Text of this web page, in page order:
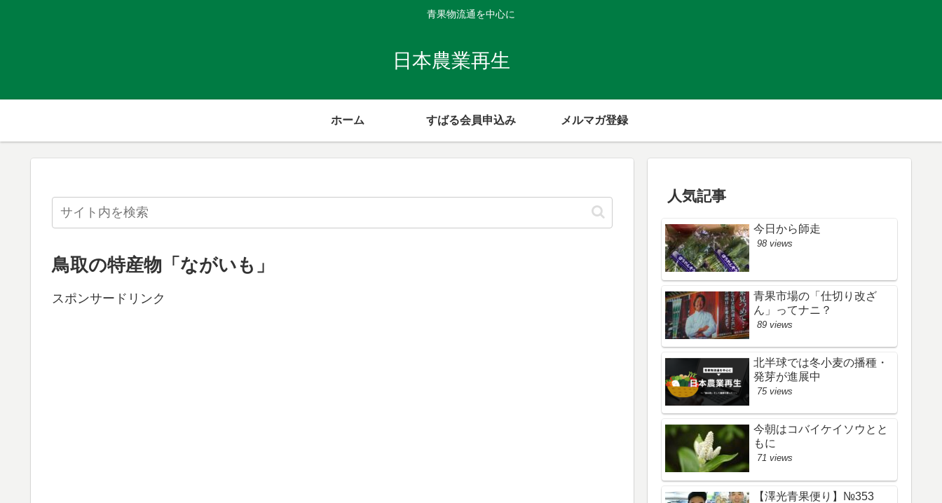
青果物流通を中心に
日本農業再生
ホーム すばる会員申込み メルマガ登録
鳥取の特産物「ながいも」
スポンサードリンク
人気記事
今日から師走
98 views
青果市場の「仕切り改ざ
ん」ってナニ？
89 views
北半球では冬小麦の播種・
発芽が進展中
75 views
今朝はコバイケイソウとと
もに
71 views
【澤光青果便り】№353